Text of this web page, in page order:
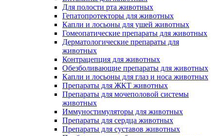
Для полости рта животных
Гепатопротекторы для животных
Капли и лосьоны для ушей животных
Гомеопатические препараты для животных
Дерматологические препараты для
животных
Контрацепция для животных
Обезболивающие препараты для животных
Капли и лосьоны для глаз и носа животных
Препараты для ЖКТ животных
Препараты для мочеполовой системы
животных
Иммуностимуляторы для животных
Препараты для сердца животных
Препараты для суставов животных